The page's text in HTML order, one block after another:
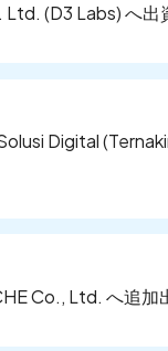
(D3 Labs) へ出
Digital
Co., Ltd. へ追加